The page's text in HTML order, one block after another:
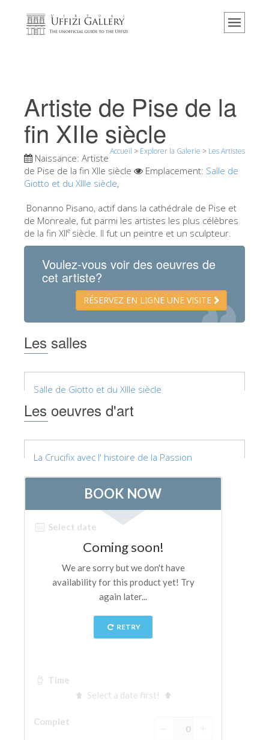
Accueil
Événements et expositions
L' avis des visiteurs
Contact
Explorer la Galerie
Visite virtuelle
Les Oeuvres
Les Salles
Les Artistes
Les nouvelles salles
Les autres Musées
La Galerie Palatine
Les Chapelles Médicis
Musée Archéologique
Opificio delle Pietre Dure
Le Musée Galilée
Le Jardin de Boboli
La tour d'Arnolfo
Le Corridor de Vasari
Le Palazzo Vecchio
la Basilique de Santa Croce
Les billets coupe-file
Artiste de Pise de la
fin XIIe siècle
Accueil > Explorer la Galerie > Les Artistes
Naissance: Artiste
de Pise de la fin XIIe siècle
Emplacement: Salle de
Giotto et du XIIIe siècle,
Bonanno Pisano, actif dans la cathédrale de Pise et
de Monreale, fut parmi les artistes les plus célèbres
de la fin XIIe siècle. Il fut un peintre et un sculpteur.
Voulez-vous voir des oeuvres de
cet artiste?
RÉSERVEZ EN LIGNE UNE VISITE
Les salles
Salle de Giotto et du XIIIe siècle
Les oeuvres d'art
La Crucifix avec l' histoire de la Passion